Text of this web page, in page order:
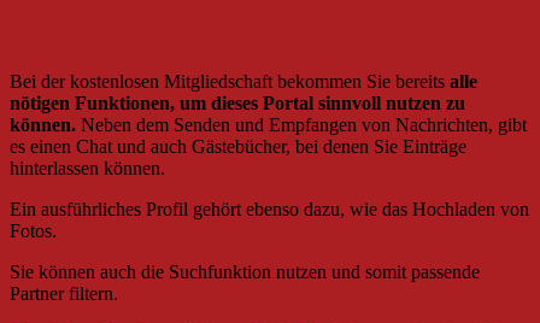
Bei der kostenlosen Mitgliedschaft bekommen Sie bereits alle
nötigen Funktionen, um dieses Portal sinnvoll nutzen zu
können. Neben dem Senden und Empfangen von Nachrichten, gibt
es einen Chat und auch Gästebücher, bei denen Sie Einträge
hinterlassen können.
Ein ausführliches Profil gehört ebenso dazu, wie das Hochladen von
Fotos.
Sie können auch die Suchfunktion nutzen und somit passende
Partner filtern.